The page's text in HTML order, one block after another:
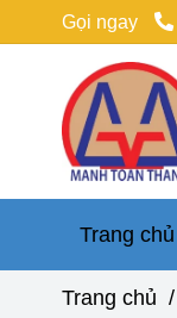
Gọi ngay
Trang chủ
Trang chủ /